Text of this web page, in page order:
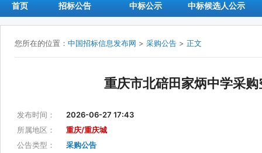
首页 招标公告 中标公示 中标候选人公示
您所在的位置： 中国招标信息发布网 > 采购公告 > 正文
重庆市北碚田家炳中学采
发布时间：
2026-06-27 17:43
所属地区：
重庆/重庆城
公告类型：
采购公告